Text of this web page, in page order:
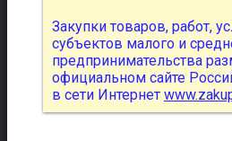
Закупки товаров, работ,
субъектов малого и
предпринимательства
официальном сайте
в сети Интернет